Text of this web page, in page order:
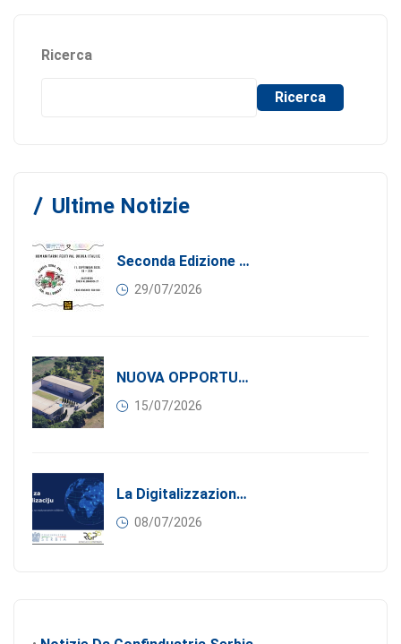
Ricerca
Ricerca
Ultime Notizie
Seconda Edizione Di MANGIA. DONA. AMA: Quando La Gastronomia Incontra La Solidarietà, 11 Settembre 2026
29/07/2026
NUOVA OPPORTUNITÀ DI BUSINESS PER I SOCI DI CONFINDUSTRIA SERBIA: Affitasi Un Moderno Capannone Industriale A Pančevo – 1.200 M² Nella Zona Industriale
15/07/2026
La Digitalizzazione Come Motore Dell’internazionalizzazione
08/07/2026